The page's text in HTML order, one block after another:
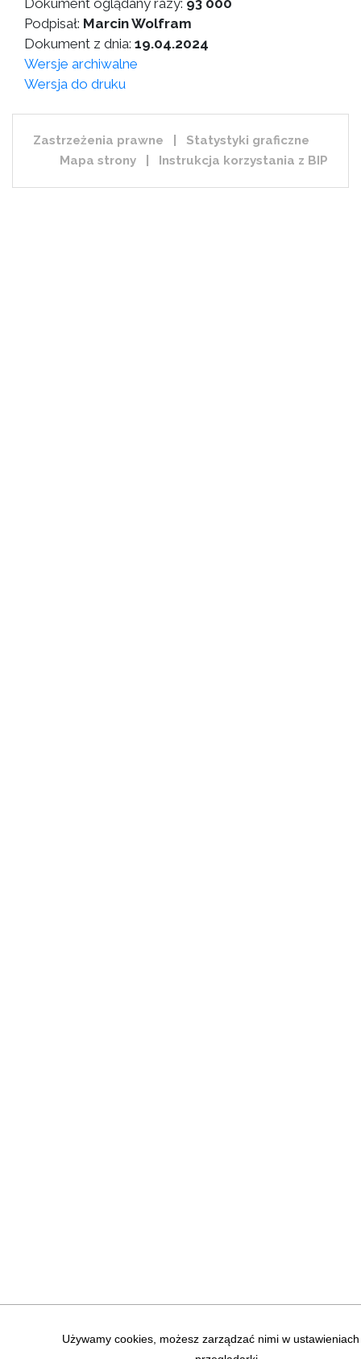
Używamy cookies, możesz zarządzać nimi w
Dokument oglądany razy: 93 000
Podpisał: Marcin Wolfram
Dokument z dnia: 19.04.2024
Wersje archiwalne
Wersja do druku
Zastrzeżenia prawne
Statystyki graficzne
Mapa strony
Instrukcja korzystania z BIP